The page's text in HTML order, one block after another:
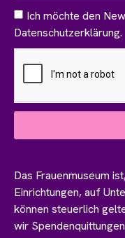
Ich möchte den
Datenschutzerklärung.
Das Frauenmuseum
Einrichtungen, auf
können steuerlich
wir